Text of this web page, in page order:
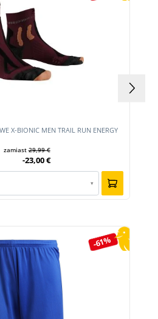
X-BIONIC MEN TRAIL RUN ENERGY
zamiast29,99 €
-23,00 €
▾
-61%